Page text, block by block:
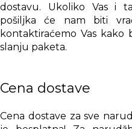
dostavu. Ukoliko Vas i
pošiljka će nam biti
kontaktiraćemo Vas kako
slanju paketa.
Cena dostave
Cena dostave za sve